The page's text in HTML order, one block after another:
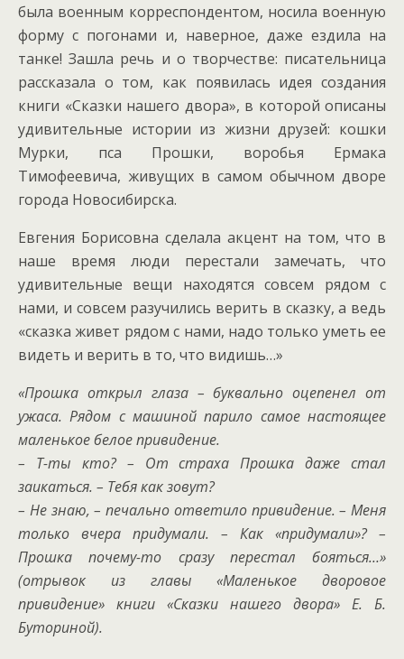
была военным корреспондентом, носила военную
форму с погонами и, наверное, даже ездила на
танке! Зашла речь и о творчестве: писательница
рассказала о том, как появилась идея создания
книги «Сказки нашего двора», в которой описаны
удивительные истории из жизни друзей: кошки
Мурки, пса Прошки, воробья Ермака
Тимофеевича, живущих в самом обычном дворе
города Новосибирска.
Евгения Борисовна сделала акцент на том, что в
наше время люди перестали замечать, что
удивительные вещи находятся совсем рядом с
нами, и совсем разучились верить в сказку, а ведь
«сказка живет рядом с нами, надо только уметь ее
видеть и верить в то, что видишь…»
«Прошка открыл глаза – буквально оцепенел от
ужаса. Рядом с машиной парило самое настоящее
маленькое белое привидение.
– Т-ты кто? – От страха Прошка даже стал
заикаться. – Тебя как зовут?
– Не знаю, – печально ответило привидение. – Меня
только вчера придумали. – Как «придумали»? –
Прошка почему-то сразу перестал бояться…»
(отрывок из главы «Маленькое дворовое
привидение» книги «Сказки нашего двора» Е. Б.
Буториной).